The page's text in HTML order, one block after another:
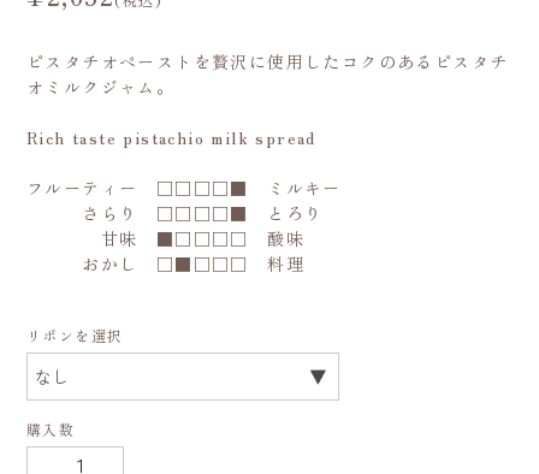
ピスタチオペーストを贅沢に使用したコクのあるピスタチ
オミルクジャム。
Rich taste pistachio milk spread
フルーティー □□□□■ ミルキー
さらり □□□□■ とろり
甘味 ■□□□□ 酸味
おかし □■□□□ 料理
リボンを選択
購入数